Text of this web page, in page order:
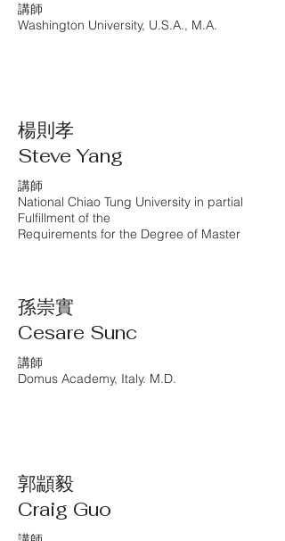
講師
Washington University, U.S.A., M.A.
楊則孝
Steve Yang
講師
National Chiao Tung University in partial
Fulfillment of the
Requirements for the Degree of Master
孫崇實
Cesare Sunc
講師
Domus Academy, Italy. M.D.
郭顓毅
Craig Guo